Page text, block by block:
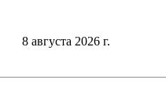
8 августа 2026 г.